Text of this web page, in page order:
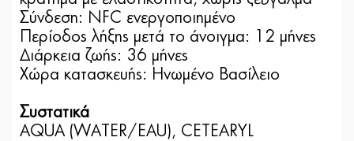
Σύνδεση: NFC ενεργοποιημένο
Περίοδος λήξης μετά το άνοιγμα: 12 μήνες
Διάρκεια ζωής: 36 μήνες
Χώρα κατασκευής: Ηνωμένο Βασίλειο
Συστατικά
AQUA (WATER/EAU), CETEARYL